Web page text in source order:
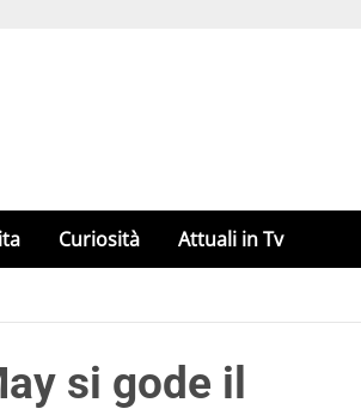
Curiosità Attuali in Tv
si gode il